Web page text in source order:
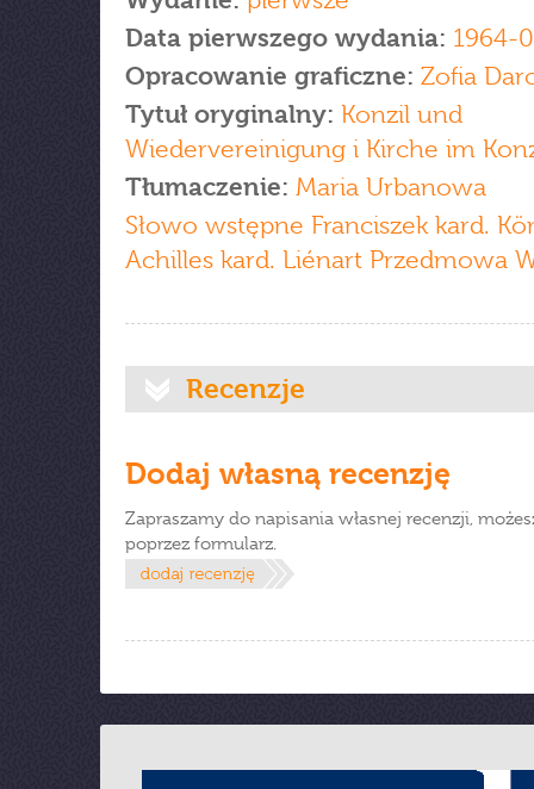
Data pierwszego wydania: 1964-
Opracowanie graficzne: Zofia
Tytuł oryginalny: Konzil und
Wiedervereinigung i Kirche im
Tłumaczenie: Maria Urbanowa
Słowo wstępne Franciszek kard.
Achilles kard. Liénart Przedmowa
Recenzje
Dodaj własną recenzję
Zapraszamy do napisania własnej recenzji,
poprzez formularz.